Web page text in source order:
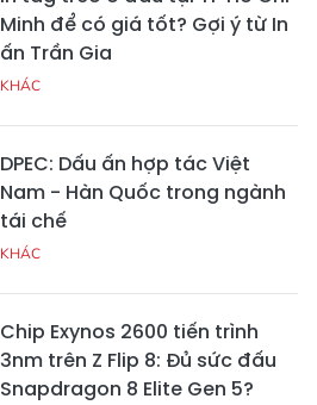
Minh để có giá tốt? Gợi ý từ In
ấn Trần Gia
KHÁC
DPEC: Dấu ấn hợp tác Việt
Nam - Hàn Quốc trong ngành
tái chế
KHÁC
Chip Exynos 2600 tiến trình
3nm trên Z Flip 8: Đủ sức đấu
Snapdragon 8 Elite Gen 5?